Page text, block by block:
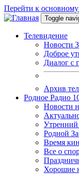
Перейти к
Toggle
Телевидение
Новости
Доброе
Диалог с
Архив
Родное Радио
Новости
Утренний
Родной
Время
Все о
Хорошие